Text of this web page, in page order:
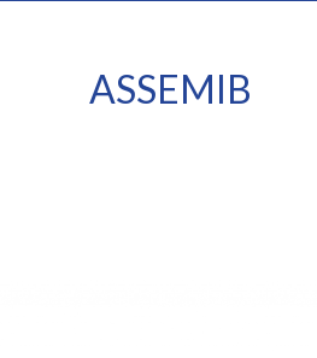
ASSEMIB